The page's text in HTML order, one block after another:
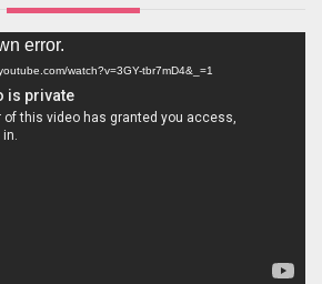
error.
watch?v=3GY-tbr7mD4&_=1